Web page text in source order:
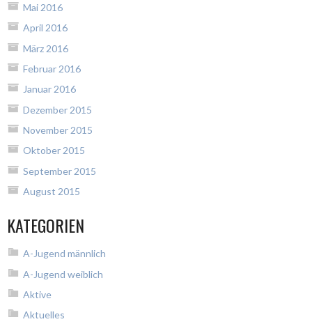
Mai 2016
April 2016
März 2016
Februar 2016
Januar 2016
Dezember 2015
November 2015
Oktober 2015
September 2015
August 2015
KATEGORIEN
A-Jugend männlich
A-Jugend weiblich
Aktive
Aktuelles